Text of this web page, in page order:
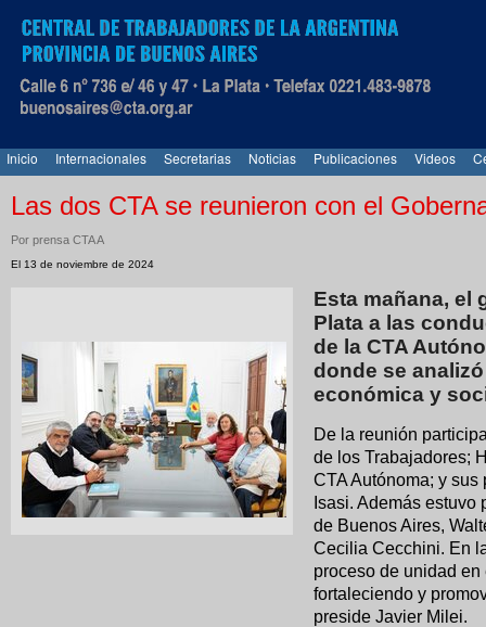
Inicio Internacionales Secretarias Noticias Publicaciones Videos
Las dos CTA se reunieron con el
Por prensa CTA A
El 13 de noviembre de 2024
Esta mañana, el
Plata a las
de la CTA
donde se
económica y
De la reunión
de los Trabajadores;
CTA Autónoma; y
Isasi. Además estuvo
de Buenos Aires,
Cecilia Cecchini. En
proceso de unidad
fortaleciendo y
preside Javier Milei.